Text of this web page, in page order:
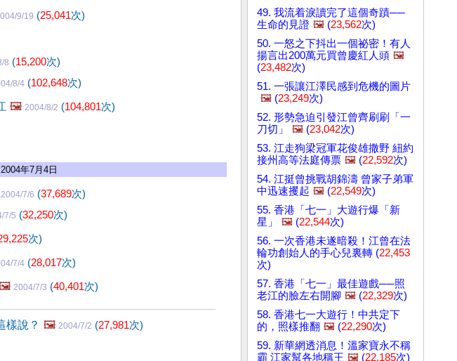
9/19 (25,041次)
8 (15,200次)
8/4 (102,648次)
🖼️ 2004/8/2 (104,801次)
2004年7月4日
2004/7/6 (37,689次)
7/5 (32,250次)
次)
7/4 (28,017次)
2004/7/3 (40,401次)
樣說？ 🖼️ 2004/7/2 (27,981次)
49. 我流着淚讀完了這個奇蹟──
生命的見證 🖼️ (23,562次)
50. 一怒之下抖出一個祕密！有人
揚言出200萬元買曾慶紅人頭 🖼️
(23,482次)
51. 一張讓江澤民感到危機的圖片
🖼️ (23,249次)
52. 形勢急迫引發江曾齊刷刷「一
刀切」
🖼️ (23,042次)
53. 江走狗梁冠軍花俊雄撒野 紐約
接州高等法庭傳票 🖼️ (22,592次)
54. 江挺曾挑戰胡錦濤 曾家子弟軍
中迅速攫起 🖼️ (22,549次)
55. 香港「七一」大遊行爆「新
星」
🖼️ (22,544次)
56. 一次香港未遂暗殺！江曾在法
輪功創始人的手心兒裏轉 (22,453
次)
57. 香港「七一」最佳遊戲──照
老江的臉左右開腳 🖼️ (22,329次)
58. 香港七一大遊行！中共定下
的，照樣推翻 🖼️ (22,290次)
59. 新華網透消息！溫家寶永不稱
霸 江家幫各地稱王 🖼️ (22,185次)